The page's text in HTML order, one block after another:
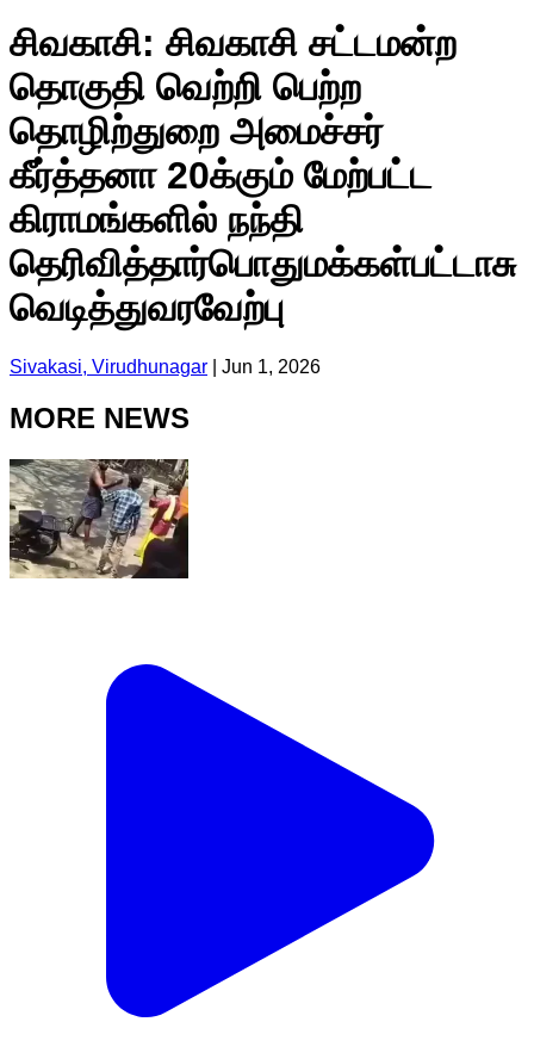
சிவகாசி: சிவகாசி சட்டமன்ற
தொகுதி வெற்றி பெற்ற
தொழிற்துறை அமைச்சர்
கீர்த்தனா 20க்கும் மேற்பட்ட
கிராமங்களில் நந்தி
தெரிவித்தார்பொதுமக்கள்பட்டாசு
வெடித்துவரவேற்பு
Sivakasi, Virudhunagar Jun 1, 2026
MORE NEWS